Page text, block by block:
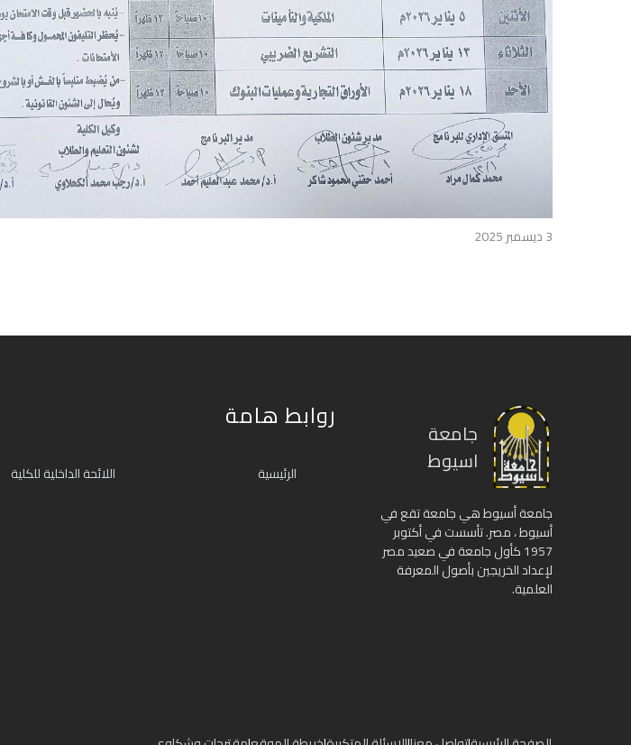
3 ديسمبر 2025
جامعة
اسيوط
جامعة أسيوط هي جامعة تقع في
أسيوط ، مصر. تأسست في أكتوبر
1957 كأول جامعة في صعيد مصر
لإعداد الخريجين بأصول المعرفة
العلمية.
روابط هامة
الرئيسية اللائحة الداخلية للكلية